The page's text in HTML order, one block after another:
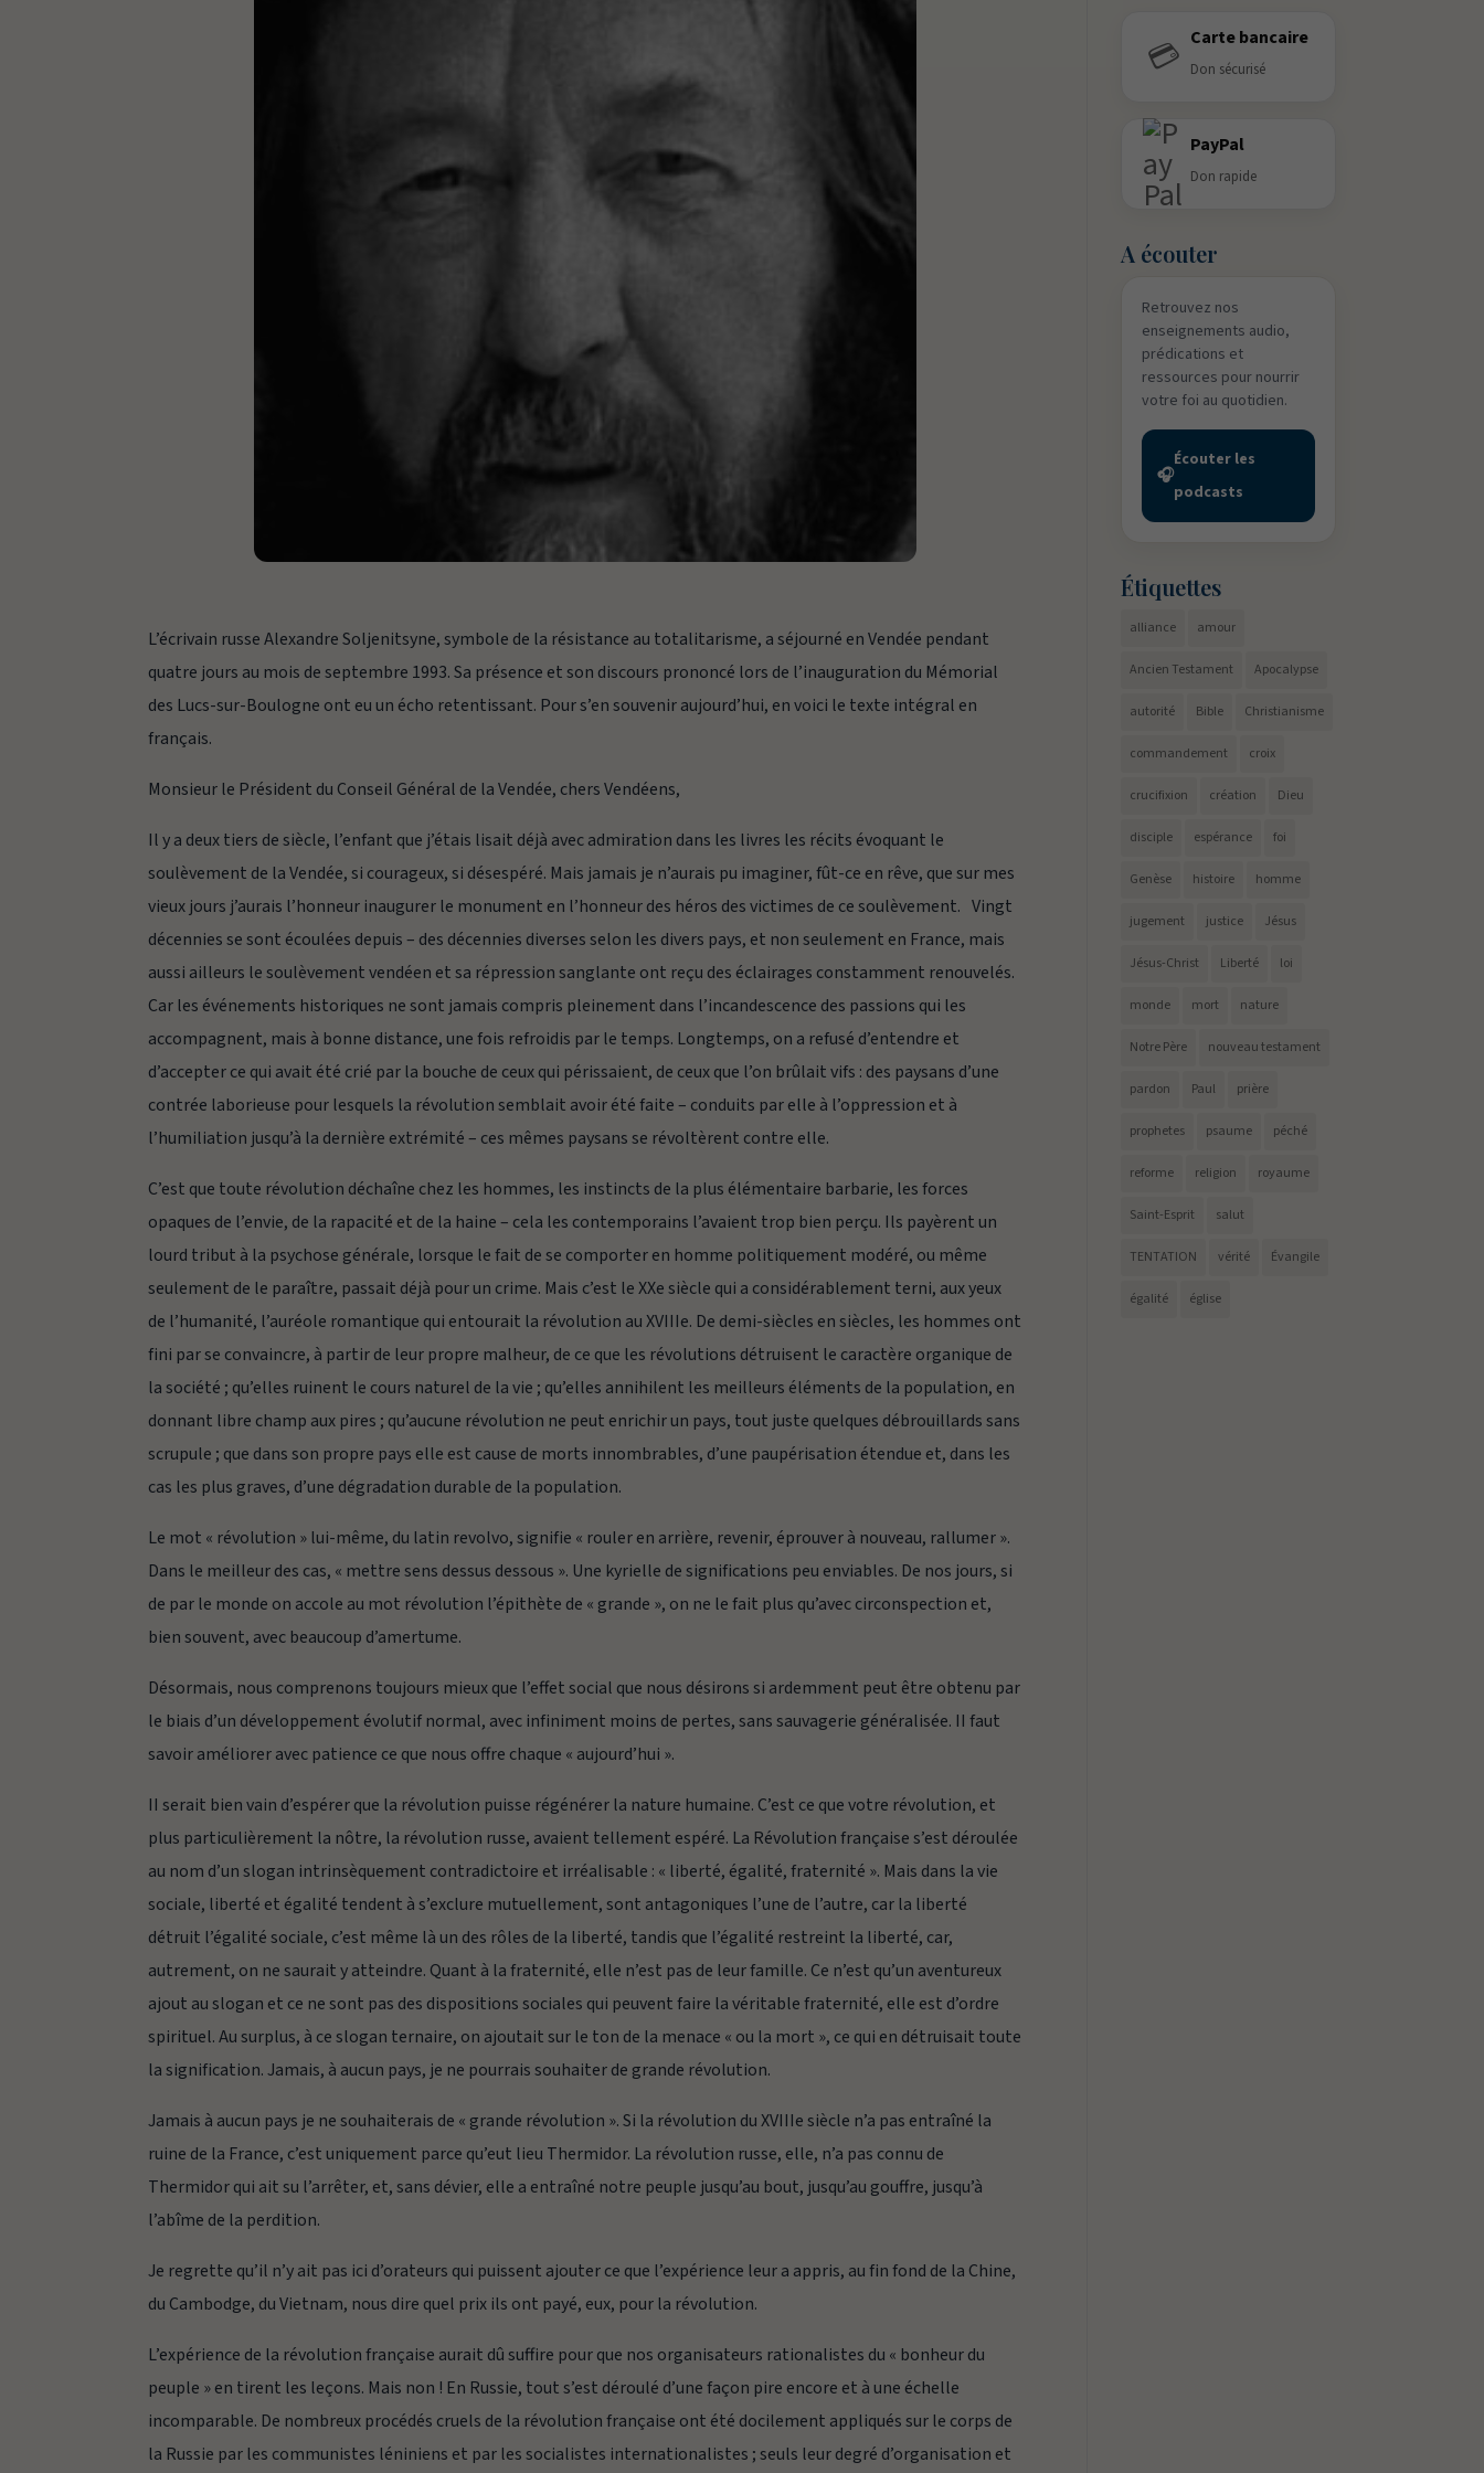
L’écrivain russe Alexandre Soljenitsyne, symbole de la résistance au totalitarisme, a séjourné en Vendée pendant
quatre jours au mois de septembre 1993. Sa présence et son discours prononcé lors de l’inauguration du Mémorial
des Lucs-sur-Boulogne ont eu un écho retentissant. Pour s’en souvenir aujourd’hui, en voici le texte intégral en
français.
Monsieur le Président du Conseil Général de la Vendée, chers Vendéens,
Il y a deux tiers de siècle, l’enfant que j’étais lisait déjà avec admiration dans les livres les récits évoquant le
soulèvement de la Vendée, si courageux, si désespéré. Mais jamais je n’aurais pu imaginer, fût-ce en rêve, que sur mes
vieux jours j’aurais l’honneur inaugurer le monument en l’honneur des héros des victimes de ce soulèvement. Vingt
décennies se sont écoulées depuis – des décennies diverses selon les divers pays, et non seulement en France, mais
aussi ailleurs le soulèvement vendéen et sa répression sanglante ont reçu des éclairages constamment renouvelés.
Car les événements historiques ne sont jamais compris pleinement dans l’incandescence des passions qui les
accompagnent, mais à bonne distance, une fois refroidis par le temps. Longtemps, on a refusé d’entendre et
d’accepter ce qui avait été crié par la bouche de ceux qui périssaient, de ceux que l’on brûlait vifs : des paysans d’une
contrée laborieuse pour lesquels la révolution semblait avoir été faite – conduits par elle à l’oppression et à
l’humiliation jusqu’à la dernière extrémité – ces mêmes paysans se révoltèrent contre elle.
C’est que toute révolution déchaîne chez les hommes, les instincts de la plus élémentaire barbarie, les forces
opaques de l’envie, de la rapacité et de la haine – cela les contemporains l’avaient trop bien perçu. Ils payèrent un
lourd tribut à la psychose générale, lorsque le fait de se comporter en homme politiquement modéré, ou même
seulement de le paraître, passait déjà pour un crime. Mais c’est le XXe siècle qui a considérablement terni, aux yeux
de l’humanité, l’auréole romantique qui entourait la révolution au XVIIIe. De demi-siècles en siècles, les hommes ont
fini par se convaincre, à partir de leur propre malheur, de ce que les révolutions détruisent le caractère organique de
la société ; qu’elles ruinent le cours naturel de la vie ; qu’elles annihilent les meilleurs éléments de la population, en
donnant libre champ aux pires ; qu’aucune révolution ne peut enrichir un pays, tout juste quelques débrouillards sans
scrupule ; que dans son propre pays elle est cause de morts innombrables, d’une paupérisation étendue et, dans les
cas les plus graves, d’une dégradation durable de la population.
Le mot « révolution » lui-même, du latin revolvo, signifie « rouler en arrière, revenir, éprouver à nouveau, rallumer ».
Dans le meilleur des cas, « mettre sens dessus dessous ». Une kyrielle de significations peu enviables. De nos jours, si
de par le monde on accole au mot révolution l’épithète de « grande », on ne le fait plus qu’avec circonspection et,
bien souvent, avec beaucoup d’amertume.
Désormais, nous comprenons toujours mieux que l’effet social que nous désirons si ardemment peut être obtenu par
le biais d’un développement évolutif normal, avec infiniment moins de pertes, sans sauvagerie généralisée. II faut
savoir améliorer avec patience ce que nous offre chaque « aujourd’hui ».
II serait bien vain d’espérer que la révolution puisse régénérer la nature humaine. C’est ce que votre révolution, et
plus particulièrement la nôtre, la révolution russe, avaient tellement espéré. La Révolution française s’est déroulée
au nom d’un slogan intrinsèquement contradictoire et irréalisable : « liberté, égalité, fraternité ». Mais dans la vie
sociale, liberté et égalité tendent à s’exclure mutuellement, sont antagoniques l’une de l’autre, car la liberté
détruit l’égalité sociale, c’est même là un des rôles de la liberté, tandis que l’égalité restreint la liberté, car,
autrement, on ne saurait y atteindre. Quant à la fraternité, elle n’est pas de leur famille. Ce n’est qu’un aventureux
ajout au slogan et ce ne sont pas des dispositions sociales qui peuvent faire la véritable fraternité, elle est d’ordre
spirituel. Au surplus, à ce slogan ternaire, on ajoutait sur le ton de la menace « ou la mort », ce qui en détruisait toute
la signification. Jamais, à aucun pays, je ne pourrais souhaiter de grande révolution.
Jamais à aucun pays je ne souhaiterais de « grande révolution ». Si la révolution du XVIIIe siècle n’a pas entraîné la
ruine de la France, c’est uniquement parce qu’eut lieu Thermidor. La révolution russe, elle, n’a pas connu de
Thermidor qui ait su l’arrêter, et, sans dévier, elle a entraîné notre peuple jusqu’au bout, jusqu’au gouffre, jusqu’à
l’abîme de la perdition.
Je regrette qu’il n’y ait pas ici d’orateurs qui puissent ajouter ce que l’expérience leur a appris, au fin fond de la Chine,
du Cambodge, du Vietnam, nous dire quel prix ils ont payé, eux, pour la révolution.
L’expérience de la révolution française aurait dû suffire pour que nos organisateurs rationalistes du « bonheur du
peuple » en tirent les leçons. Mais non ! En Russie, tout s’est déroulé d’une façon pire encore et à une échelle
incomparable. De nombreux procédés cruels de la révolution française ont été docilement appliqués sur le corps de
la Russie par les communistes léniniens et par les socialistes internationalistes ; seuls leur degré d’organisation et
💳 Carte bancaire
Don sécurisé
PayPal
Don rapide
A écouter
Retrouvez nos
enseignements audio,
prédications et
ressources pour nourrir
votre foi au quotidien.
🎧
Écouter les
podcasts
Étiquettes
alliance amour
Ancien Testament Apocalypse
autorité Bible Christianisme
commandement croix
crucifixion création Dieu
disciple espérance foi
Genèse histoire homme
jugement justice Jésus
Jésus-Christ Liberté loi
monde mort nature
Notre Père nouveau testament
pardon Paul prière
prophetes psaume péché
reforme religion royaume
Saint-Esprit salut
TENTATION vérité Évangile
égalité église